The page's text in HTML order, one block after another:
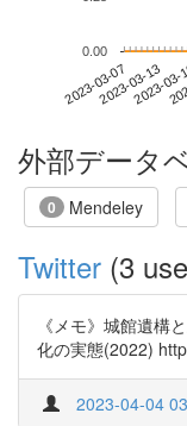
2023-03-072023-03-13
2023-
0.00
外部データ
0 Mendeley
Twitter (3
《メモ》城館遺構
化の実態(2022)
2023-04-04